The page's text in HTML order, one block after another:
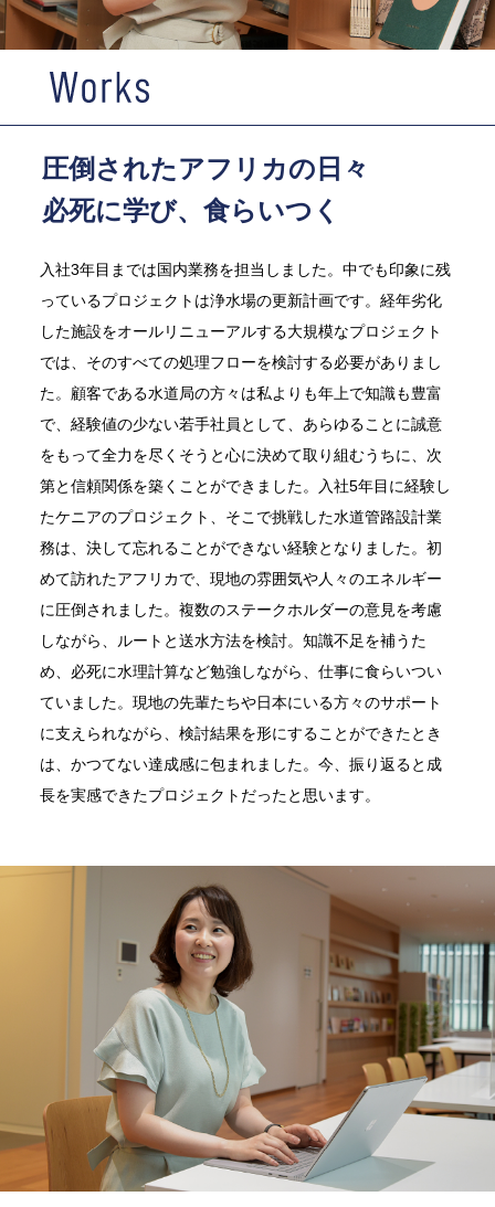
圧倒されたアフリカの日々
必死に学び、食らいつく
入社3年目までは国内業務を担当しました。中でも印象に残
っているプロジェクトは浄水場の更新計画です。経年劣化
した施設をオールリニューアルする大規模なプロジェクト
では、そのすべての処理フローを検討する必要がありまし
た。顧客である水道局の方々は私よりも年上で知識も豊富
で、経験値の少ない若手社員として、あらゆることに誠意
をもって全力を尽くそうと心に決めて取り組むうちに、次
第と信頼関係を築くことができました。入社5年目に経験し
たケニアのプロジェクト、そこで挑戦した水道管路設計業
務は、決して忘れることができない経験となりました。初
めて訪れたアフリカで、現地の雰囲気や人々のエネルギー
に圧倒されました。複数のステークホルダーの意見を考慮
しながら、ルートと送水方法を検討。知識不足を補うた
め、必死に水理計算など勉強しながら、仕事に食らいつい
ていました。現地の先輩たちや日本にいる方々のサポート
に支えられながら、検討結果を形にすることができたとき
は、かつてない達成感に包まれました。今、振り返ると成
長を実感できたプロジェクトだったと思います。